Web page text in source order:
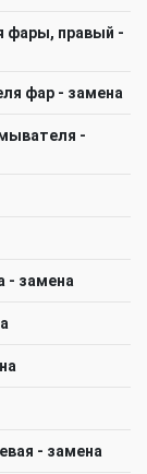
фары, правый -
фар - замена
-
- замена
- замена